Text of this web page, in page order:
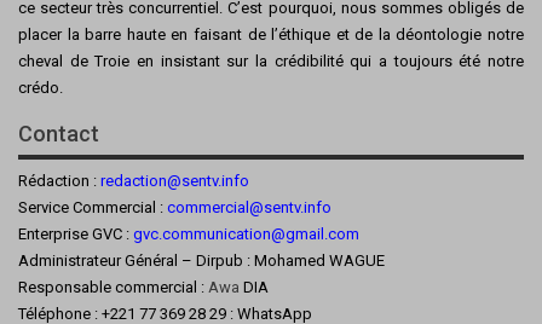
ce secteur très concurrentiel. C’est pourquoi, nous sommes obligés de
placer la barre haute en faisant de l’éthique et de la déontologie notre
cheval de Troie en insistant sur la crédibilité qui a toujours été notre
crédo.
Contact
Rédaction : redaction@sentv.info
Service Commercial : commercial@sentv.info
Enterprise GVC : gvc.communication@gmail.com
Administrateur Général – Dirpub : Mohamed WAGUE
Responsable commercial : Awa DIA
Téléphone : +221 77 369 28 29 : WhatsApp